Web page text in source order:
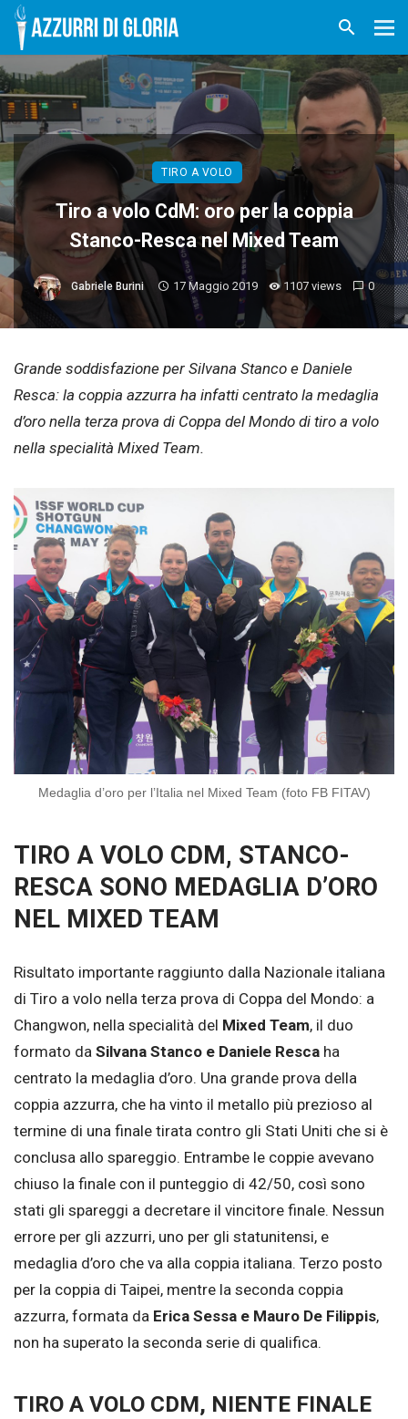
TIRO A VOLO
Tiro a volo CdM: oro per la coppia
Stanco-Resca nel Mixed Team
Gabriele Burini 17 Maggio 2019 1107 views 0
Grande soddisfazione per Silvana Stanco e Daniele
Resca: la coppia azzurra ha infatti centrato la medaglia
d’oro nella terza prova di Coppa del Mondo di tiro a volo
nella specialità Mixed Team.
Medaglia d’oro per l’Italia nel Mixed Team (foto FB FITAV)
TIRO A VOLO CDM, STANCO-
RESCA SONO MEDAGLIA D’ORO
NEL MIXED TEAM
Risultato importante raggiunto dalla Nazionale italiana
di Tiro a volo nella terza prova di Coppa del Mondo: a
Changwon, nella specialità del Mixed Team, il duo
formato da Silvana Stanco e Daniele Resca ha
centrato la medaglia d’oro. Una grande prova della
coppia azzurra, che ha vinto il metallo più prezioso al
termine di una finale tirata contro gli Stati Uniti che si è
conclusa allo spareggio. Entrambe le coppie avevano
chiuso la finale con il punteggio di 42/50, così sono
stati gli spareggi a decretare il vincitore finale. Nessun
errore per gli azzurri, uno per gli statunitensi, e
medaglia d’oro che va alla coppia italiana. Terzo posto
per la coppia di Taipei, mentre la seconda coppia
azzurra, formata da Erica Sessa e Mauro De Filippis,
non ha superato la seconda serie di qualifica.
TIRO A VOLO CDM, NIENTE FINALE